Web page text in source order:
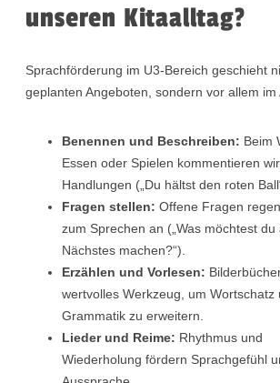
unseren Kitaalltag?
Sprachförderung im U3-Bereich geschieht
geplanten Angeboten, sondern vor allem im
Benennen und Beschreiben: Beim
Essen oder Spielen kommentieren wir
Handlungen („Du hältst den roten
Fragen stellen:Offene Fragen
zum Sprechen an („Was möchtest du
Nächstes machen?“).
Erzählen und Vorlesen:
wertvolles Werkzeug, um Wortschatz
Grammatik zu erweitern.
Lieder und Reime: Rhythmus und
Wiederholung fördern Sprachgefühl